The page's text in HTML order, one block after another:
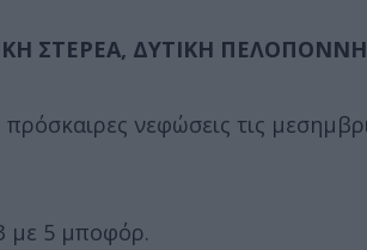
ΣΤΕΡΕΑ, ΔΥΤΙΚΗ
πρόσκαιρες νεφώσεις τις
με 5 μποφόρ.